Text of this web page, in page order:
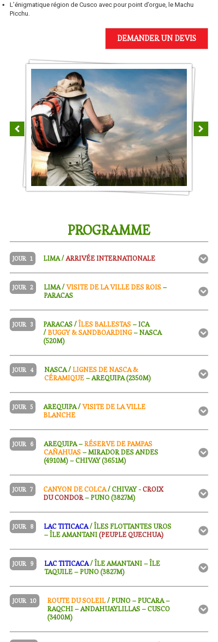
L’énigmatique région de Cusco avec pour point d’orgue, le Machu
Picchu.
DEMANDER UN DEVIS
PROGRAMME
JOUR 1 LIMA /ARRIVÉE INTERNATIONALE
JOUR 2 LIMA /VISITE DE LA VILLE DES ROIS –
PARACAS
JOUR 3 PARACAS /ÎLES BALLESTAS – ICA
/BUGGY & SANDBOARDING– NASCA
(520M)
JOUR 4 NASCA /LIGNES DE NASCA &
CÉRAMIQUE – AREQUIPA (2350M)
JOUR 5 AREQUIPA /VISITE DE LA VILLE
BLANCHE
JOUR 6 AREQUIPA –RÉSERVE DE PAMPAS
CAÑAHUAS – MIRADOR DES ANDES
(4910M) – CHIVAY (3651M)
JOUR 7 CANYON DE COLCA/ CHIVAY -CROIX
DU CONDOR– PUNO (3827M)
JOUR 8 LAC TITICACA/ ÎLES FLOTTANTES UROS
– ÎLE AMANTANI(PEUPLE QUECHUA)
JOUR 9 LAC TITICACA/ ÎLE AMANTANI – ÎLE
TAQUILE – PUNO (3827M)
JOUR 10 ROUTE DU SOLEIL/ PUNO – PUCARA –
RAQCHI – ANDAHUAYLILLAS – CUSCO
(3400M)